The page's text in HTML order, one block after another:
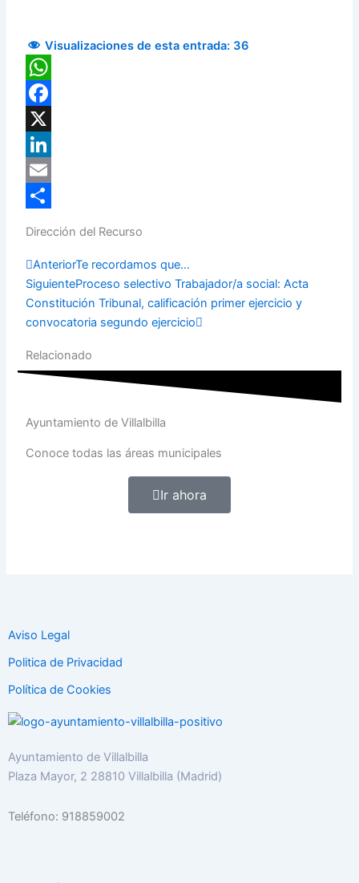
Visualizaciones de esta entrada: 36
WhatsApp
Facebook
X
LinkedIn
Email
Dirección del Recurso
Prev
AnteriorTe recordamos que…
SiguienteProceso selectivo Trabajador/a social: Acta
Constitución Tribunal, calificación primer ejercicio y
convocatoria segundo ejercicio
Relacionado
Ayuntamiento de Villalbilla
Conoce todas las áreas municipales
Ir ahora
Aviso Legal
Politica de Privacidad
Política de Cookies
Ayuntamiento de Villalbilla
Plaza Mayor, 2 28810 Villalbilla (Madrid)
Teléfono: 918859002